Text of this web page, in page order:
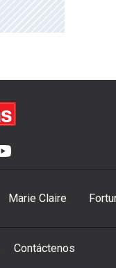
Marie Claire
Contáctenos